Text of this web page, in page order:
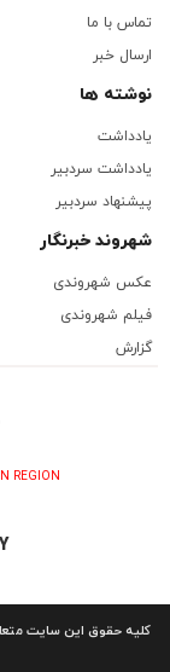
تماس با ما
ارسال خبر
نوشته ها
یادداشت
یادداشت سردبیر
پیشنهاد سردبیر
شهروند خبرنگار
عکس شهروندی
فیلم شهروندی
گزارش
REGION
کلیه حقوق این سایت